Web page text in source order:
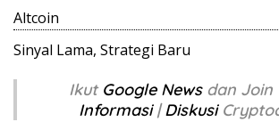
Altcoin
Sinyal Lama, Strategi Baru
Ikut Google News dan Join
Informasi|Diskusi